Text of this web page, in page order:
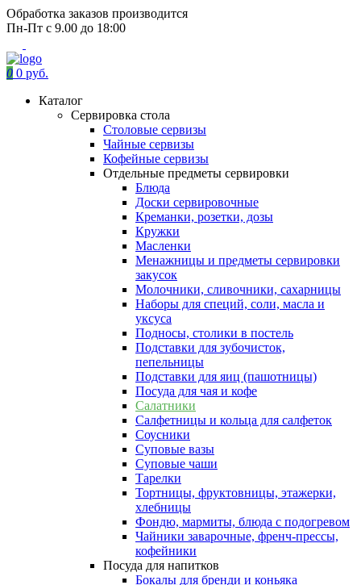
Обработка заказов производится
Пн-Пт с 9.00 до 18:00
0 0 руб.
Каталог
Сервировка стола
Столовые сервизы
Чайные сервизы
Кофейные сервизы
Отдельные предметы сервировки
Блюда
Доски сервировочные
Креманки, розетки, дозы
Кружки
Масленки
Менажницы и предметы сервировки
закусок
Молочники, сливочники, сахарницы
Наборы для специй, соли, масла и
уксуса
Подносы, столики в постель
Подставки для зубочисток,
пепельницы
Подставки для яиц (пашотницы)
Посуда для чая и кофе
Салатники
Салфетницы и кольца для салфеток
Соусники
Суповые вазы
Суповые чаши
Тарелки
Тортницы, фруктовницы, этажерки,
хлебницы
Фондю, мармиты, блюда с подогревом
Чайники заварочные, френч-прессы,
кофейники
Посуда для напитков
Бокалы для бренди и коньяка